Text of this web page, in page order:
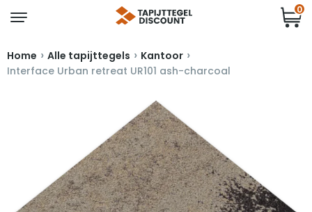
0
Home › Alle tapijttegels › Kantoor ›
Interface Urban retreat UR101 ash-charcoal